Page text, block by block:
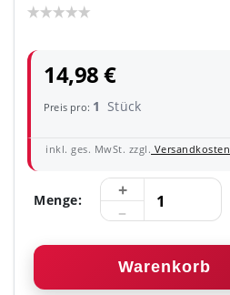
14,98 €
Preis pro: 1 Stück
inkl. ges. MwSt. zzgl. Versandkosten
Menge:
Warenkorb